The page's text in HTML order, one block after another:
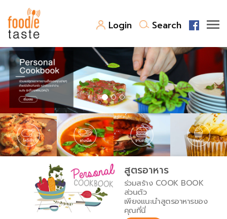
Login Search
สูตรอาหาร
สูตรอาหารล่าสุด
Top Foodie
พาไปชิม
สารพันก้นครัว
เคล็ดลับน่ารู้
เปรียบเทียบหน่วยการตวง
เปรียบเทียบอุณหภูมิ
เปรียบเทียบน้ำหนักวัตถุดิบ
FoodPedia
สร้าง Cookbook
สูตรอาหาร
ร่วมสร้าง COOK BOOK
ส่วนตัว
เพียงแนะนำสูตรอาหารของ
คุณที่นี่